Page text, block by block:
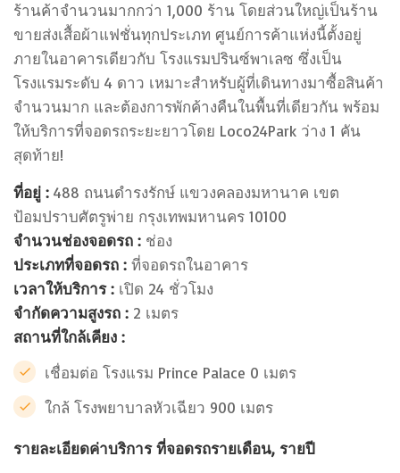
ร้านค้าจำนวนมากกว่า 1,000 ร้าน โดยส่วนใหญ่เป็นร้าน
ขายส่งเสื้อผ้าแฟชั่นทุกประเภท ศูนย์การค้าแห่งนี้ตั้งอยู่
ภายในอาคารเดียวกับ โรงแรมปรินซ์พาเลซ ซึ่งเป็น
โรงแรมระดับ 4 ดาว เหมาะสำหรับผู้ที่เดินทางมาซื้อสินค้า
จำนวนมาก และต้องการพักค้างคืนในพื้นที่เดียวกัน พร้อม
ให้บริการที่จอดรถระยะยาวโดย Loco24Park ว่าง 1 คัน
สุดท้าย!
ที่อยู่ : 488 ถนนดำรงรักษ์ แขวงคลองมหานาค เขต
ป้อมปราบศัตรูพ่าย กรุงเทพมหานคร 10100
จำนวนช่องจอดรถ : ช่อง
ประเภทที่จอดรถ : ที่จอดรถในอาคาร
เวลาให้บริการ : เปิด 24 ชั่วโมง
จำกัดความสูงรถ : 2 เมตร
สถานที่ใกล้เคียง :
เชื่อมต่อ โรงแรม Prince Palace 0 เมตร
ใกล้ โรงพยาบาลหัวเฉียว 900 เมตร
รายละเอียดค่าบริการ ที่จอดรถรายเดือน, รายปี